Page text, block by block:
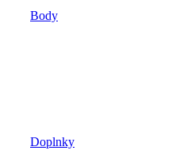
Body
Doplnky